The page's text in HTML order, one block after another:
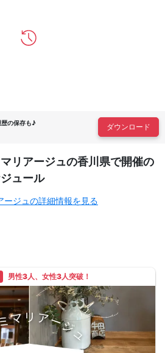
の保存も♪
ダウンロード
リアージュの香川県で開催の
ュール
ジュの詳細情報を見る
男性3人、女性3人突破！